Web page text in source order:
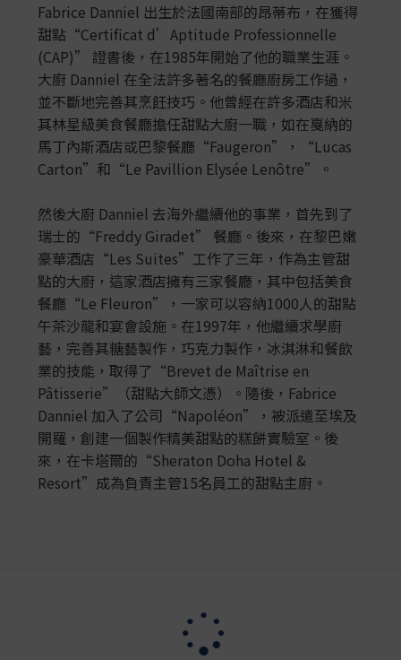
Fabrice Danniel 出生於法國南部的昂蒂布，在獲得
甜點“Certificat d’Aptitude Professionnelle
(CAP)” 證書後，在1985年開始了他的職業生涯。
大廚 Danniel 在全法許多著名的餐廳廚房工作過，
並不斷地完善其烹飪技巧。他曾經在許多酒店和米
其林星級美食餐廳擔任甜點大廚一職，如在戛納的
馬丁內斯酒店或巴黎餐廳“Faugeron”，“Lucas
Carton”和“Le Pavillion Elysée Lenôtre”。
然後大廚 Danniel 去海外繼續他的事業，首先到了
瑞士的“Freddy Giradet” 餐廳。後來，在黎巴嫩
豪華酒店“Les Suites”工作了三年，作為主管甜
點的大廚，這家酒店擁有三家餐廳，其中包括美食
餐廳“Le Fleuron”，一家可以容納1000人的甜點
午茶沙龍和宴會設施。在1997年，他繼續求學廚
藝，完善其糖藝製作，巧克力製作，冰淇淋和餐飲
業的技能，取得了“Brevet de Maîtrise en
Pâtisserie”（甜點大師文憑）。隨後，Fabrice
Danniel 加入了公司“Napoléon”，被派遣至埃及
開羅，創建一個製作精美甜點的糕餅實驗室。後
來，在卡塔爾的“Sheraton Doha Hotel &
Resort”成為負責主管15名員工的甜點主廚。